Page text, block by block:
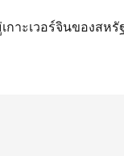
าะเวอร์จินของสหรั